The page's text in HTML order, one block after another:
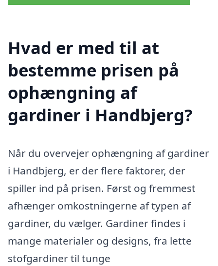
Hvad er med til at
bestemme prisen på
ophængning af
gardiner i Handbjerg?
Når du overvejer ophængning af gardiner
i Handbjerg, er der flere faktorer, der
spiller ind på prisen. Først og fremmest
afhænger omkostningerne af typen af
gardiner, du vælger. Gardiner findes i
mange materialer og designs, fra lette
stofgardiner til tunge